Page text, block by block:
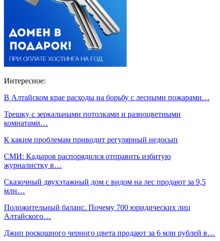
Интересное:
В Алтайском крае расходы на борьбу с лесными пожарами…
Трешку с зеркальными потолками и разноцветными
комнатами…
К каким проблемам приводит регулярный недосып
СМИ: Кадыров распорядился отправить избитую
журналистку в…
Сказочный двухэтажный дом с видом на лес продают за 9,5
млн…
Положительный баланс. Почему 700 юридических лиц
Алтайского…
Джип роскошного черного цвета продают за 6 млн рублей в…